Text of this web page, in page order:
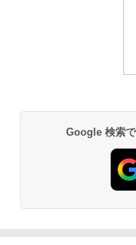
Google 検索